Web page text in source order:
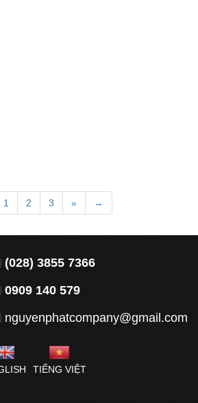
1 2 3 » →
(028) 3855 7366
0909 140 579
nguyenphatcompany@gmail.com
TIẾNG VIỆT